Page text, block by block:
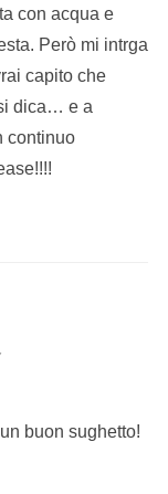
con acqua e
Però mi intrga
capito che
dica… e a
continuo
buon sughetto!